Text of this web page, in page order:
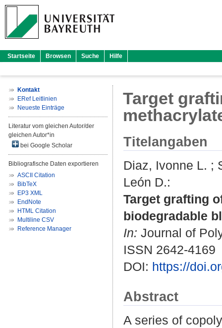
Startseite Browsen Suche Hilfe
Kontakt
ERef Leitlinien
Neueste Einträge
Literatur vom gleichen Autor/der
gleichen Autor*in
bei Google Scholar
Bibliografische Daten exportieren
ASCII Citation
BibTeX
EP3 XML
EndNote
HTML Citation
Multiline CSV
Reference Manager
Target
Titelangaben
Diaz, Ivonne L. ;
León D.:
Target grafting
biodegradable
In: Journal of
ISSN 2642-4169
DOI: https://
Abstract
A series of